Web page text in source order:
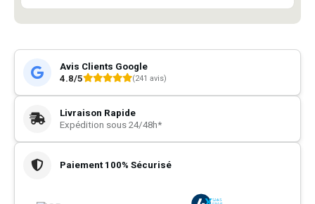
Avis Clients Google
4.8/5
(241 avis)
Livraison Rapide
Expédition sous 24/48h*
Paiement 100% Sécurisé